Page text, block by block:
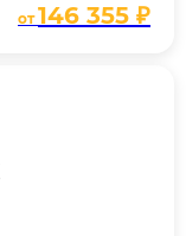
от146 355 ₽